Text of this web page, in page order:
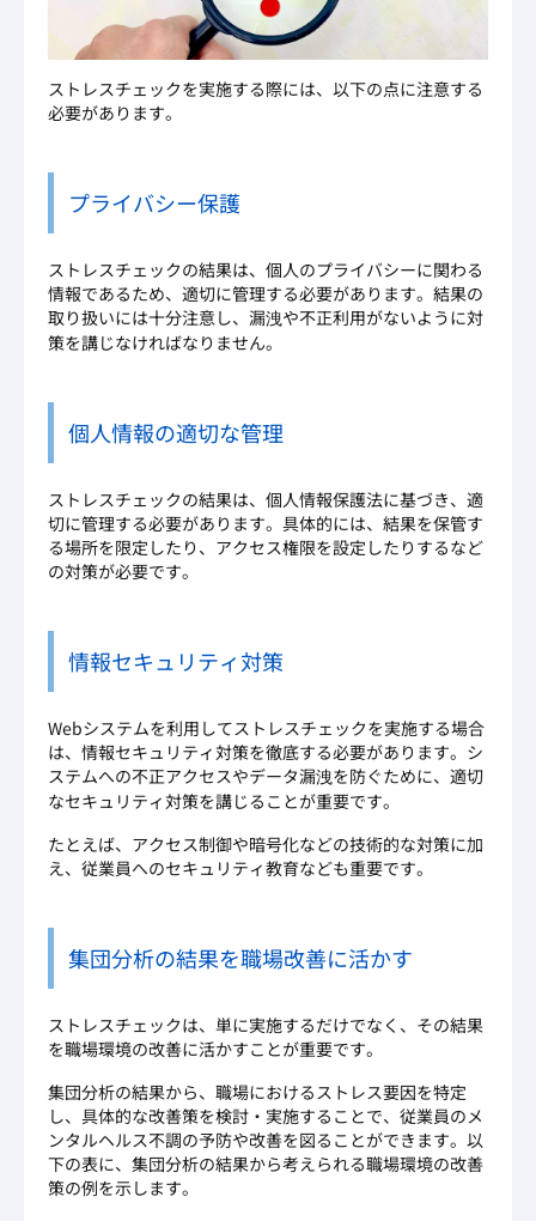
ストレスチェックを実施する際には、以下の点に注意する
必要があります。
プライバシー保護
ストレスチェックの結果は、個人のプライバシーに関わる
情報であるため、適切に管理する必要があります。結果の
取り扱いには十分注意し、漏洩や不正利用がないように対
策を講じなければなりません。
個人情報の適切な管理
ストレスチェックの結果は、個人情報保護法に基づき、適
切に管理する必要があります。具体的には、結果を保管す
る場所を限定したり、アクセス権限を設定したりするなど
の対策が必要です。
情報セキュリティ対策
Webシステムを利用してストレスチェックを実施する場合
は、情報セキュリティ対策を徹底する必要があります。シ
ステムへの不正アクセスやデータ漏洩を防ぐために、適切
なセキュリティ対策を講じることが重要です。
たとえば、アクセス制御や暗号化などの技術的な対策に加
え、従業員へのセキュリティ教育なども重要です。
集団分析の結果を職場改善に活かす
ストレスチェックは、単に実施するだけでなく、その結果
を職場環境の改善に活かすことが重要です。
集団分析の結果から、職場におけるストレス要因を特定
し、具体的な改善策を検討・実施することで、従業員のメ
ンタルヘルス不調の予防や改善を図ることができます。以
下の表に、集団分析の結果から考えられる職場環境の改善
策の例を示します。